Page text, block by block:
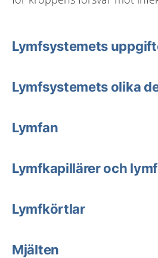
Lymfsystemets
Lymfsystemets olika
Lymfan
Lymfkapillärer och
Lymfkörtlar
Mjälten